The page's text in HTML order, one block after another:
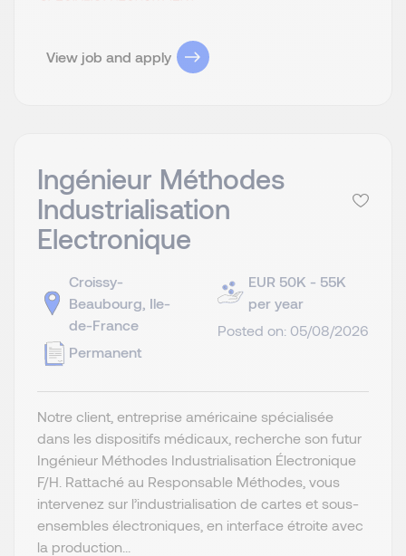
View job and apply
Ingénieur Méthodes
Industrialisation
Electronique
Croissy-
Beaubourg, Ile-
de-France
Permanent
EUR 50K - 55K
per year
Posted on: 05/08/2026
Notre client, entreprise américaine spécialisée
dans les dispositifs médicaux, recherche son futur
Ingénieur Méthodes Industrialisation Électronique
F/H. Rattaché au Responsable Méthodes, vous
intervenez sur l’industrialisation de cartes et sous-
ensembles électroniques, en interface étroite avec
la production...